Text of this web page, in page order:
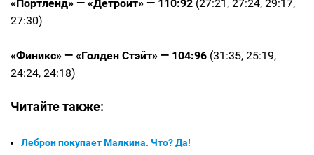
«Портленд» — «Детройт» — 110:92 (27:21, 27:24, 29:17,
27:30)
«Финикс» — «Голден Стэйт» — 104:96 (31:35, 25:19,
24:24, 24:18)
Читайте также:
Леброн покупает Малкина. Что? Да!